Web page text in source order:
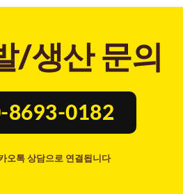
/생산 문의
8693-0182
오톡 상담으로 연결됩니다